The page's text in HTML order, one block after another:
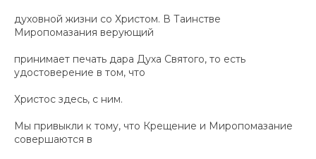
духовной жизни со Христом. В Таинстве
Миропомазания верующий
принимает печать дара Духа Святого, то есть
удостоверение в том, что
Христос здесь, с ним.
Мы привыкли к тому, что Крещение и Миропомазание
совершаются в